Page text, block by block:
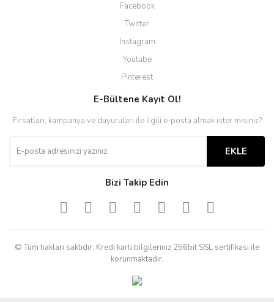
Facebook
Twitter
Instagram
Youtube
Pinterest
E-Bültene Kayıt Ol!
Fırsatları, kampanya ve duyuruları ile ilgili e-posta almak ister misiniz?
EKLE
Bizi Takip Edin
© Tüm hakları saklıdır. Kredi kartı bilgileriniz 256bit SSL sertifikası ile
korunmaktadır.